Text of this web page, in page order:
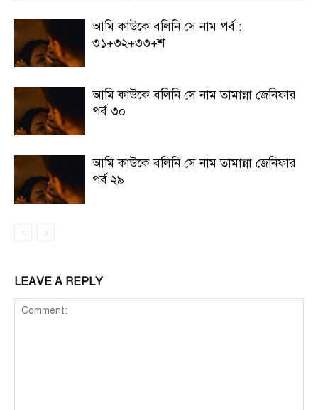
আমি কাউকে বলিনি সে নাম পর্ব :
৩১+৩২+৩৩+শ
আমি কাউকে বলিনি সে নাম তামান্না জেনিফার
পর্ব ৩০
আমি কাউকে বলিনি সে নাম তামান্না জেনিফার
পর্ব ২৯
LEAVE A REPLY